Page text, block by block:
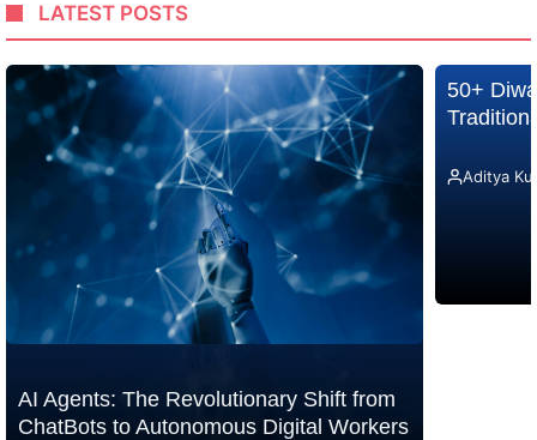
LATEST POSTS
AI Agents: The Revolutionary Shift from
ChatBots to Autonomous Digital Workers
50+
Aditya